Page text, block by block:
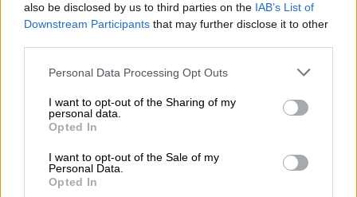
also be disclosed by us to third parties on the IAB’s List of
Downstream Participants that may further disclose it to other
Personal Data Processing Opt Outs
I want to opt-out of the Sharing of my
personal data.
Opted In
I want to opt-out of the Sale of my
Personal Data.
Opted In
Las residencias son las más golpeadas
por el Covid, con casi 30.000 fallecidos,
siendo Madrid la más afectada
Marina Pastor